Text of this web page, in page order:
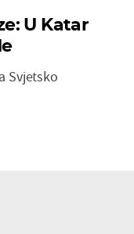
U Katar
Svjetsko